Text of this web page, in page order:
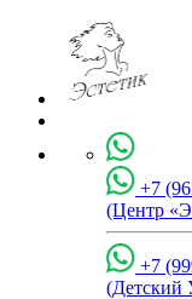
+7
(Центр
+7
(Детский